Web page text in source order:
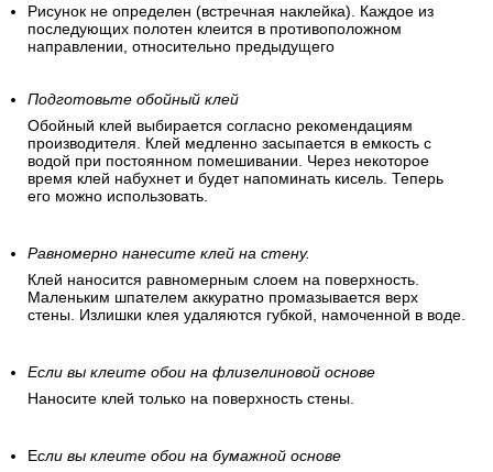
Рисунок не определен (встречная наклейка). Каждое из
последующих полотен клеится в противоположном
направлении, относительно предыдущего
Подготовьте обойный клей
Обойный клей выбирается согласно рекомендациям
производителя. Клей медленно засыпается в емкость с
водой при постоянном помешивании. Через некоторое
время клей набухнет и будет напоминать кисель. Теперь
его можно использовать.
Равномерно нанесите клей на стену.
Клей наносится равномерным слоем на поверхность.
Маленьким шпателем аккуратно промазывается верх
стены. Излишки клея удаляются губкой, намоченной в воде.
Если вы клеите обои на флизелиновой основе
Наносите клей только на поверхность стены.
Если вы клеите обои на бумажной основе